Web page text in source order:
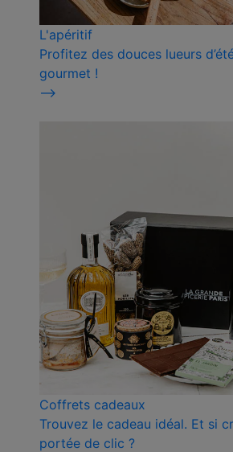
L'apéritif
Profitez des douces lueurs
gourmet !
⟶
Coffrets cadeaux
Trouvez le cadeau idéal. Et si
portée de clic ?